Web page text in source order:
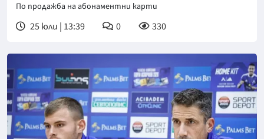
По продажба на абонаментни карти
25 юли | 13:39 0 330